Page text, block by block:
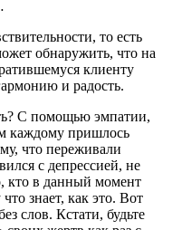
то есть
обнаружить, что на
клиенту
и радость.
С помощью эмпатии,
каждому пришлось
что переживали
с депрессией, не
кто в данный момент
знает, как это. Вот
слов. Кстати, будьте